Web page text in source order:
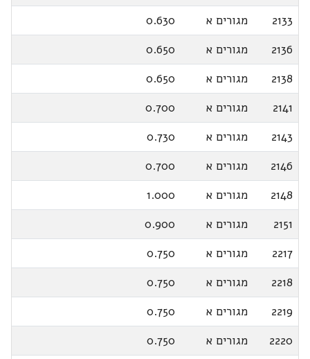
2133
מגורים א
0.630
2136
מגורים א
0.650
2138
מגורים א
0.650
2141
מגורים א
0.700
2143
מגורים א
0.730
2146
מגורים א
0.700
2148
מגורים א
1.000
2151
מגורים א
0.900
2217
מגורים א
0.750
2218
מגורים א
0.750
2219
מגורים א
0.750
2220
מגורים א
0.750